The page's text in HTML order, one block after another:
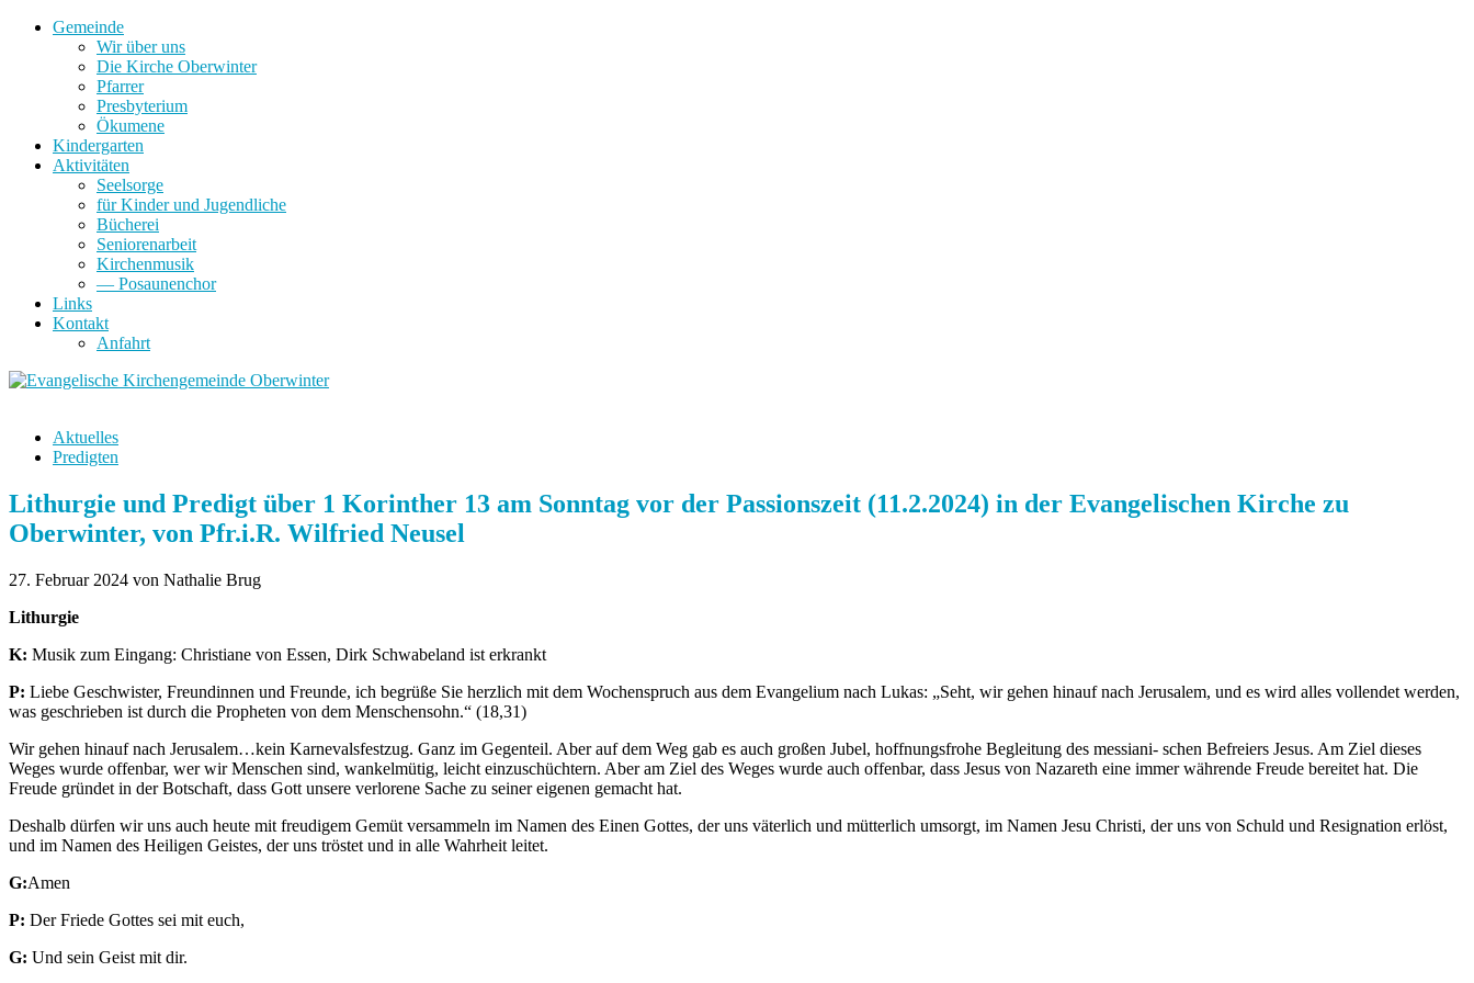
Gemeinde
Wir über uns
Die Kirche Oberwinter
Pfarrer
Presbyterium
Ökumene
Kindergarten
Aktivitäten
Seelsorge
für Kinder und Jugendliche
Bücherei
Seniorenarbeit
Kirchenmusik
— Posaunenchor
Links
Kontakt
Anfahrt
Aktuelles
Predigten
Lithurgie und Predigt über 1 Korinther 13 am Sonntag vor der Passionszeit (11.2.2024) in der Evangelischen Kirche zu
Oberwinter, von Pfr.i.R. Wilfried Neusel
27. Februar 2024 von Nathalie Brug
Lithurgie
K: Musik zum Eingang: Christiane von Essen, Dirk Schwabeland ist erkrankt
P: Liebe Geschwister, Freundinnen und Freunde, ich begrüße Sie herzlich mit dem Wochenspruch aus dem Evangelium nach Lukas: „Seht, wir gehen hinauf nach Jerusalem, und es wird alles vollendet werden,
was geschrieben ist durch die Propheten von dem Menschensohn.“ (18,31)
Wir gehen hinauf nach Jerusalem…kein Karnevalsfestzug. Ganz im Gegenteil. Aber auf dem Weg gab es auch großen Jubel, hoffnungsfrohe Begleitung des messiani- schen Befreiers Jesus. Am Ziel dieses
Weges wurde offenbar, wer wir Menschen sind, wankelmütig, leicht einzuschüchtern. Aber am Ziel des Weges wurde auch offenbar, dass Jesus von Nazareth eine immer währende Freude bereitet hat. Die
Freude gründet in der Botschaft, dass Gott unsere verlorene Sache zu seiner eigenen gemacht hat.
Deshalb dürfen wir uns auch heute mit freudigem Gemüt versammeln im Namen des Einen Gottes, der uns väterlich und mütterlich umsorgt, im Namen Jesu Christi, der uns von Schuld und Resignation erlöst,
und im Namen des Heiligen Geistes, der uns tröstet und in alle Wahrheit leitet.
G:Amen
P: Der Friede Gottes sei mit euch,
G: Und sein Geist mit dir.